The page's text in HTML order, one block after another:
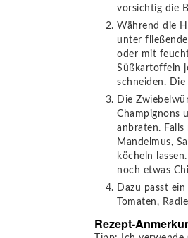
vorsichtig die
Während die
unter
oder mit
Süßkartoffeln
schneiden. Die
Die
Champignons
anbraten.
Mandelmus,
köcheln
noch etwas
Dazu passt ein
Tomaten,
Rezept-